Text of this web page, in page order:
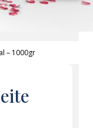
– 1000gr